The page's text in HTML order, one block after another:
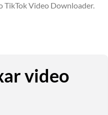
TikTok Video Downloader.
video